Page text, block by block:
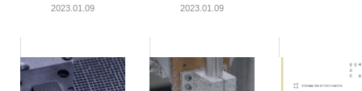
2023.01.09
2023.01.09